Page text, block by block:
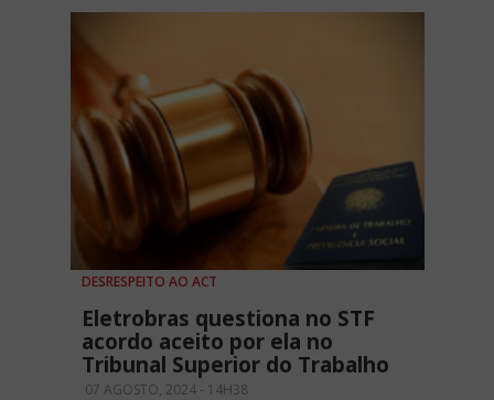
DESRESPEITO AO ACT
Eletrobras questiona no STF
acordo aceito por ela no
Tribunal Superior do Trabalho
07 AGOSTO, 2024 - 14H38